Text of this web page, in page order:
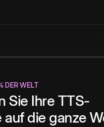
DER WELT
Sie Ihre TTS-
auf die ganze